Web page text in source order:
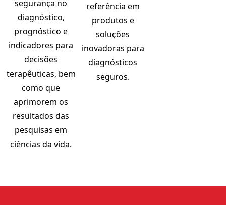
segurança no
diagnóstico,
prognóstico e
indicadores para
decisões
terapêuticas, bem
como que
aprimorem os
resultados das
pesquisas em
ciências da vida.
referência em
produtos e
soluções
inovadoras para
diagnósticos
seguros.